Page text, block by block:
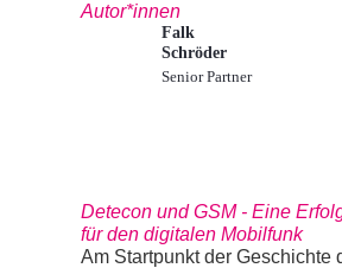
Autor*innen
Falk
Schröder
Senior Partner
Detecon und GSM - Eine
für den digitalen Mobilfunk
Am Startpunkt der Geschichte